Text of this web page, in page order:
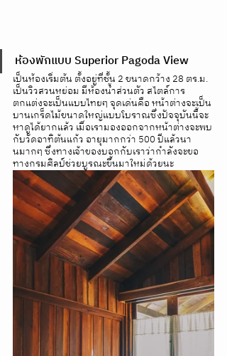
ห้องพักแบบ Superior Pagoda View
เป็นห้องเริ่มต้น ตั้งอยู่ที่ชั้น 2 ขนาดกว้าง 28 ตร.ม.
เป็นวิวสวนหย่อม มีห้องน้ำส่วนตัว สไตล์การ
ตกแต่งจะเป็นแบบไทยๆ จุดเด่นคือ หน้าต่างจะเป็น
บานเกร็ดไม้ขนาดใหญ่แบบโบราณซึ่งปัจจุบันนี้จะ
หาดูได้ยากแล้ว เมื่อเรามองออกจากหน้าต่างจะพบ
กับวัดอาทิต้นแก้ว อายุมากกว่า 500 ปีแล้วนา
นมากๆ ซึ่งทางเจ้าของบอกกับเราว่ากำลังจะขอ
ทางกรมศิลป์ช่วยบูรณะขึ้นมาใหม่ด้วยนะ